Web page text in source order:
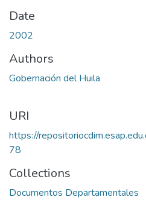
Date
2002
Authors
Gobernación del Huila
URI
https://
78
Collections
Documentos Departamentales